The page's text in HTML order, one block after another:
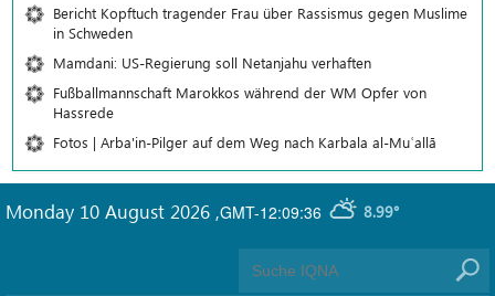
Bericht Kopftuch tragender Frau über Rassismus gegen Muslime
in Schweden
Mamdani: US-Regierung soll Netanjahu verhaften
Fußballmannschaft Marokkos während der WM Opfer von
Hassrede
Fotos | Arba'in-Pilger auf dem Weg nach Karbala al-Muʿallā
GMT-12:09:36 8.99°
Monday 10 August 2026 ,